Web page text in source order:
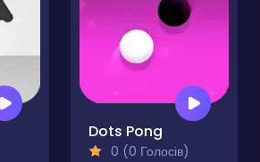
Dots Pong
0 (0 Голосів)